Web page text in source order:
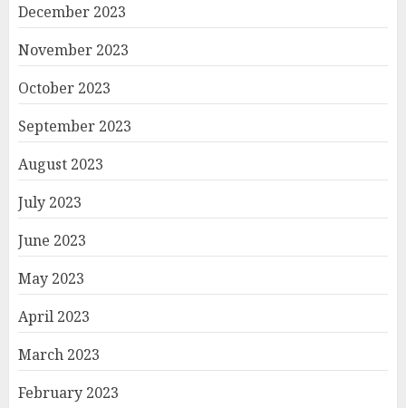
December 2023
November 2023
October 2023
September 2023
August 2023
July 2023
June 2023
May 2023
April 2023
March 2023
February 2023